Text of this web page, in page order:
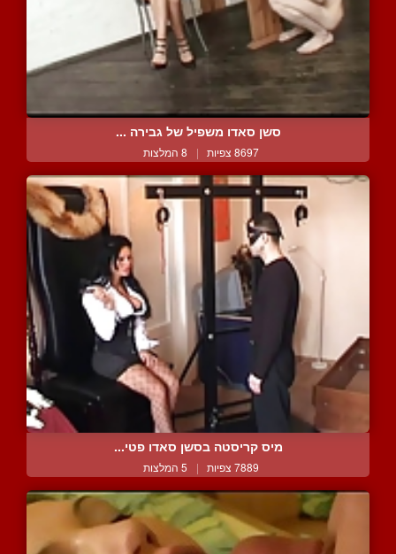
סשן סאדו משפיל של גבירה ...
8697 צפיות | 8 המלצות
מיס קריסטה בסשן סאדו פטי...
7889 צפיות | 5 המלצות